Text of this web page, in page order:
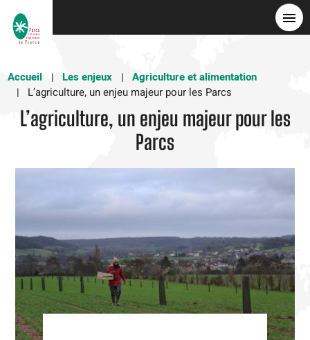
Accueil
Les enjeux
Agriculture et alimentation
L’agriculture, un enjeu majeur pour les Parcs
L’agriculture, un enjeu majeur pour les
Parcs